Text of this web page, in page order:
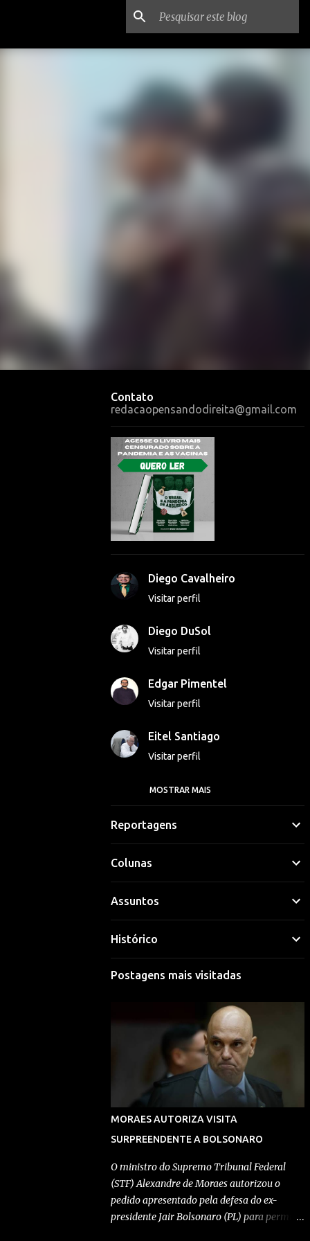
Contato
redacaopensandodireita@gmail.com
Diego Cavalheiro
Visitar perfil
Diego DuSol
Visitar perfil
Edgar Pimentel
Visitar perfil
Eitel Santiago
Visitar perfil
Georgina Luna
Gláucio Vinicius
Visitar perfil
Hipólito Lima
Visitar perfil
Visitar perfil
Morgana Macena
Visitar perfil
Rafael Durand
Visitar perfil
Rafael Paes
Redação Pensando Direita
Visitar perfil
Redação Pensando Direita
MOSTRAR MAIS
Reportagens
Colunas
Assuntos
Histórico
Postagens mais visitadas
MORAES AUTORIZA VISITA
SURPREENDENTE A BOLSONARO
O ministro do Supremo Tribunal Federal
(STF) Alexandre de Moraes autorizou o
pedido apresentado pela defesa do ex-
presidente Jair Bolsonaro (PL) para permitir